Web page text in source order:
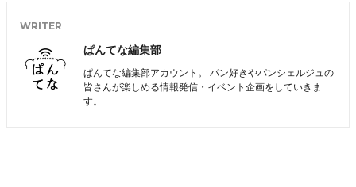
WRITER
ぱんてな編集部
ぱんてな編集部アカウント。 パン好きやパンシェルジュの
皆さんが楽しめる情報発信・イベント企画をしていきま
す。